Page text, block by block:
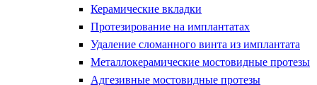
Керамические вкладки
Протезирование на имплантатах
Удаление сломанного винта из имплантата
Металлокерамические мостовидные протезы
Адгезивные мостовидные протезы